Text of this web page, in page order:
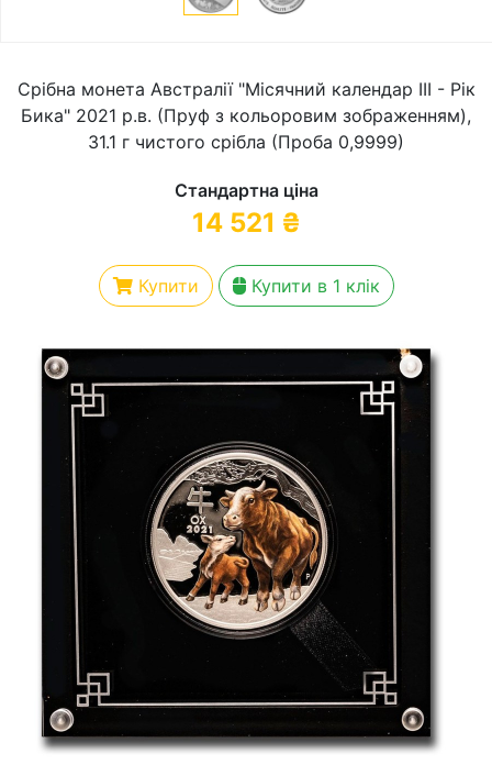
Срібна монета Австралії "Місячний календар III - Рік
Бика" 2021 р.в. (Пруф з кольоровим зображенням),
31.1 г чистого срібла (Проба 0,9999)
Стандартна ціна
14 521 ₴
Купити Купити в 1 клік